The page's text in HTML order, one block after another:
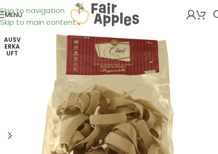
Skip to navigation
Skip to main content
MENÜ
AUSV
ERKA
UFT